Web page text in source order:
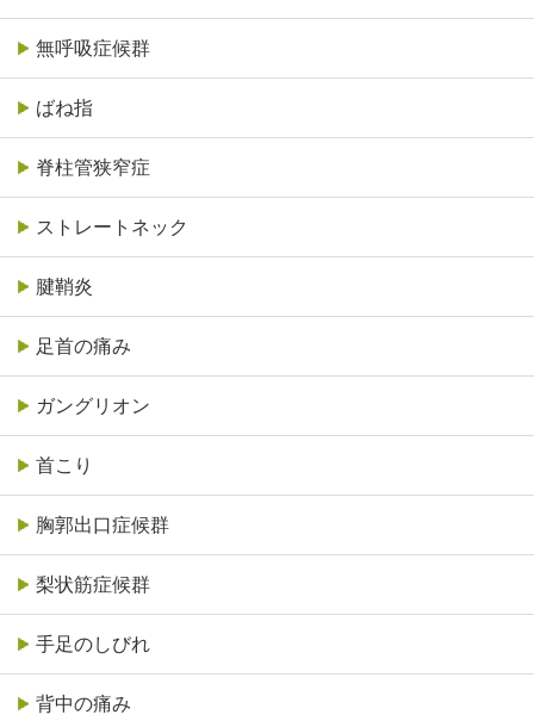
無呼吸症候群
ばね指
脊柱管狭窄症
ストレートネック
腱鞘炎
足首の痛み
ガングリオン
首こり
胸郭出口症候群
梨状筋症候群
手足のしびれ
背中の痛み